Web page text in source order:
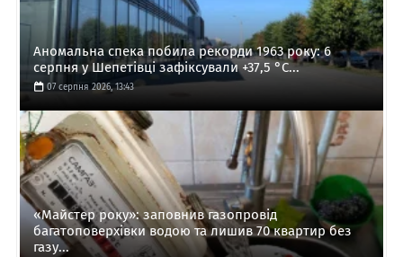
Аномальна спека побила рекорди 1963 року: 6
серпня у Шепетівці зафіксували +37,5 °C...
07 серпня 2026, 13:43
«Майстер року»: заповнив газопровід
багатоповерхівки водою та лишив 70 квартир без
газу...